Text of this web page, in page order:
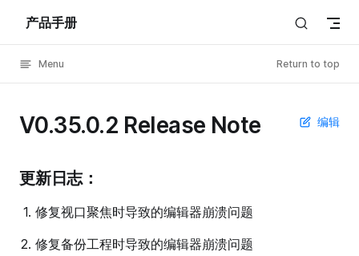
Skip to content
产品手册
Menu Return to top
编辑
V0.35.0.2 Release Note
更新日志：
修复视口聚焦时导致的编辑器崩溃问题
修复备份工程时导致的编辑器崩溃问题